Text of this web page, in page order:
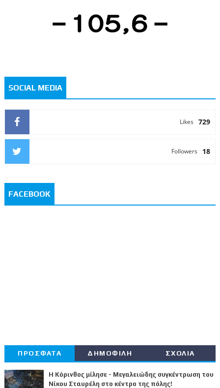
SOCIAL MEDIA
729
Likes
18
Followers
FACEBOOK
ΠΡΟΣΦΑΤΑ ΔΗΜΟΦΙΛΗ ΣΧΟΛΙΑ
Η Κόρινθος μίλησε - Μεγαλειώδης συγκέντρωση του
Νίκου Σταυρέλη στο κέντρο της πόλης!